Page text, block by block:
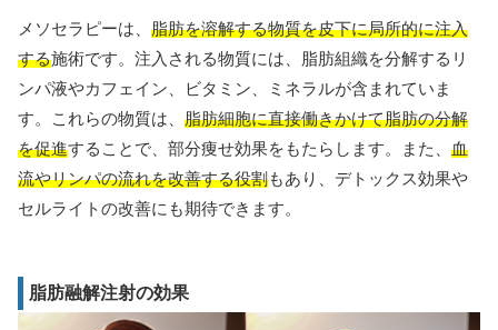
メソセラピーは、 脂肪を溶解する物質を皮下に局所的に注入
する施術です。注入される物質には、脂肪組織を分解するリ
ンパ液やカフェイン、ビタミン、ミネラルが含まれていま
す。これらの物質は、 脂肪細胞に直接働きかけて脂肪の分解
を促進することで、部分痩せ効果をもたらします。また、 血
流やリンパの流れを改善する役割もあり、デトックス効果や
セルライトの改善にも期待できます。
脂肪融解注射の効果